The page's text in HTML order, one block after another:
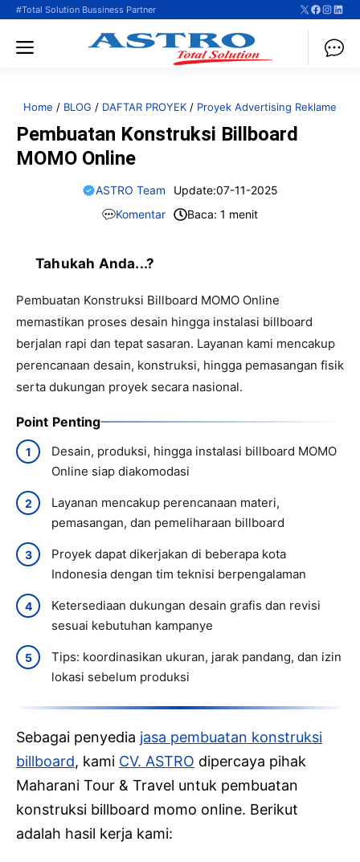
Langsung
#Total Solution Bussiness Partner X
Menu
Home / BLOG / DAFTAR PROYEK / Proyek Advertising Reklame
Pembuatan Konstruksi Billboard
MOMO Online
ASTRO Team Update:07-11-2025
Komentar
Baca: 1 menit
Tahukah Anda...?
Pembuatan Konstruksi Billboard MOMO Online
memastikan proses desain hingga instalasi billboard
berjalan rapi dan tepat sasaran. Layanan kami mencakup
perencanaan desain, konstruksi, hingga pemasangan fisik
serta dukungan proyek secara nasional.
Point Penting
Desain, produksi, hingga instalasi billboard MOMO
Online siap diakomodasi
Layanan mencakup perencanaan materi,
pemasangan, dan pemeliharaan billboard
Proyek dapat dikerjakan di beberapa kota
Indonesia dengan tim teknisi berpengalaman
Ketersediaan dukungan desain grafis dan revisi
sesuai kebutuhan kampanye
Tips: koordinasikan ukuran, jarak pandang, dan izin
lokasi sebelum produksi
Sebagai penyedia jasa pembuatan konstruksi
billboard, kami CV. ASTRO dipercaya pihak
Maharani Tour & Travel untuk pembuatan
konstruksi billboard momo online. Berikut
adalah hasil kerja kami: